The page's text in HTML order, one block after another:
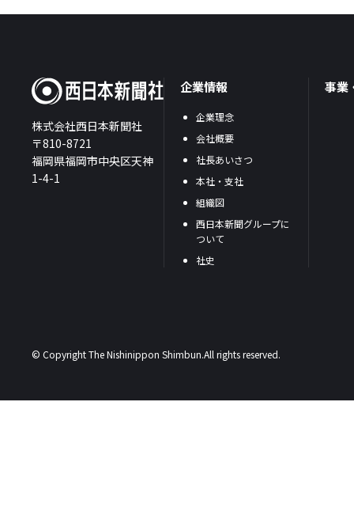
株式会社西日本新聞社
〒810-8721
福岡県福岡市中央区天神
1-4-1
企業情報
企業理念
会社概要
社長あいさつ
本社・支社
組織図
西日本新聞グループに
ついて
社史
事業
© Copyright The Nishinippon Shimbun.All rights reserved.